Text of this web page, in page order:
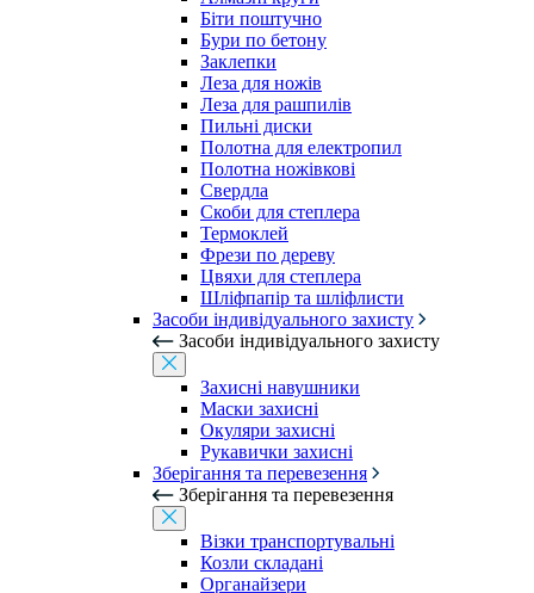
Біти поштучно
Бури по бетону
Заклепки
Леза для ножів
Леза для рашпилів
Пильні диски
Полотна для електропил
Полотна ножівкові
Свердла
Скоби для степлера
Термоклей
Фрези по дереву
Цвяхи для степлера
Шліфпапір та шліфлисти
Засоби індивідуального захисту
Засоби індивідуального захисту
Захисні навушники
Маски захисні
Окуляри захисні
Рукавички захисні
Зберігання та перевезення
Зберігання та перевезення
Візки транспортувальні
Козли складані
Органайзери